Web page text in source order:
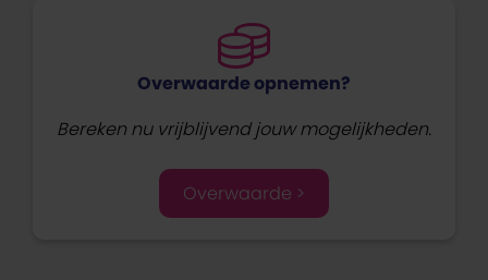
Overwaarde opnemen?
Bereken nu vrijblijvend jouw mogelijkheden.
Overwaarde >